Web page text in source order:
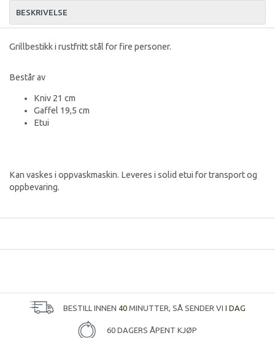
BESKRIVELSE
Grillbestikk i rustfritt stål for fire personer.
Består av
Kniv 21 cm
Gaffel 19,5 cm
Etui
Kan vaskes i oppvaskmaskin. Leveres i solid etui for transport og
oppbevaring.
BESTILL INNEN 40 MINUTTER, SÅ SENDER VI I DAG
60 DAGERS ÅPENT KJØP